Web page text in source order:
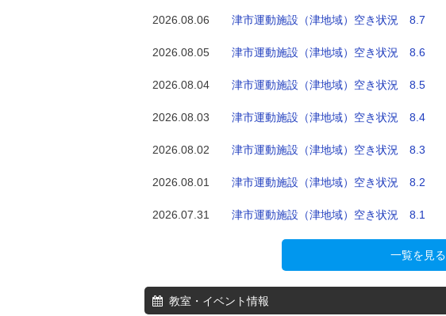
2026.08.06 津市運動施設（津地域）空き状況 8.7
2026.08.05 津市運動施設（津地域）空き状況 8.6
2026.08.04 津市運動施設（津地域）空き状況 8.5
2026.08.03 津市運動施設（津地域）空き状況 8.4
2026.08.02 津市運動施設（津地域）空き状況 8.3
2026.08.01 津市運動施設（津地域）空き状況 8.2
2026.07.31 津市運動施設（津地域）空き状況 8.1
一覧を見る
教室・イベント情報